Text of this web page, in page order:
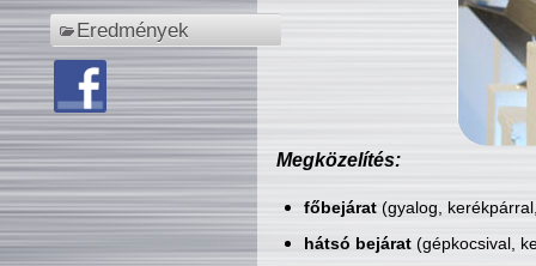
Eredmények
Megközelítés:
főbejárat(gyalog,
hátsó bejárat(gépkocsival,